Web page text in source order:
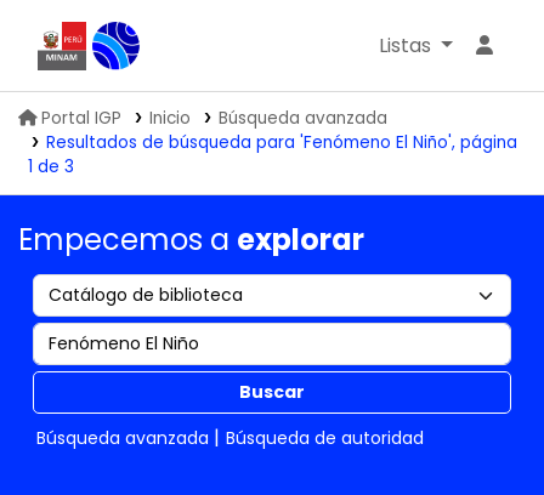
Biblioteca IGP
Listas
Portal IGP Inicio
Búsqueda avanzada
Resultados de búsqueda para 'Fenómeno El Niño', página
1 de 3
Empecemos a explorar
Buscar
Búsqueda avanzada
Búsqueda de autoridad